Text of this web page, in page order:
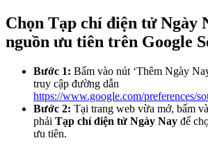
Chọn Tạp chí điện tử Ngày
nguồn ưu tiên trên Google
Bước 1: Bấm vào nút ‘Thêm Ngày
truy cập đường dẫn
https://www.google.com/preferences/
Bước 2: Tại trang web vừa mở, bấm
phải Tạp chí điện tử Ngày Nay để
ưu tiên.